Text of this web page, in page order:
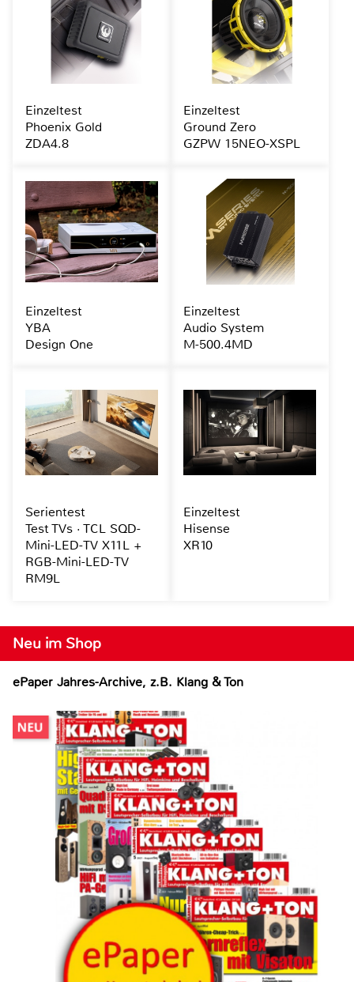
Neu im Shop
ePaper Jahres-Archive, z.B. Klang & Ton
Einzeltest
Phoenix Gold
ZDA4.8
Einzeltest
Ground Zero
GZPW 15NEO-XSPL
Einzeltest
YBA
Design One
Einzeltest
Audio System
M-500.4MD
Serientest
Test TVs · TCL SQD-
Mini-LED-TV X11L +
RGB-Mini-LED-TV
RM9L
Einzeltest
Hisense
XR10